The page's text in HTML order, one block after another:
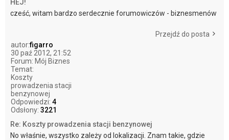
HEJ!
cześć, witam bardzo serdecznie forumowiczów - biznesmenów
Przejdź do posta
autor:figarro
30 paź 2012, 21:52
Forum: Mój Biznes
Temat:
Koszty
prowadzenia stacji
benzynowej
Odpowiedzi: 4
Odsłony: 3221
Re: Koszty prowadzenia stacji benzynowej
No właśnie, wszystko zależy od lokalizacji. Znam takie, gdzie